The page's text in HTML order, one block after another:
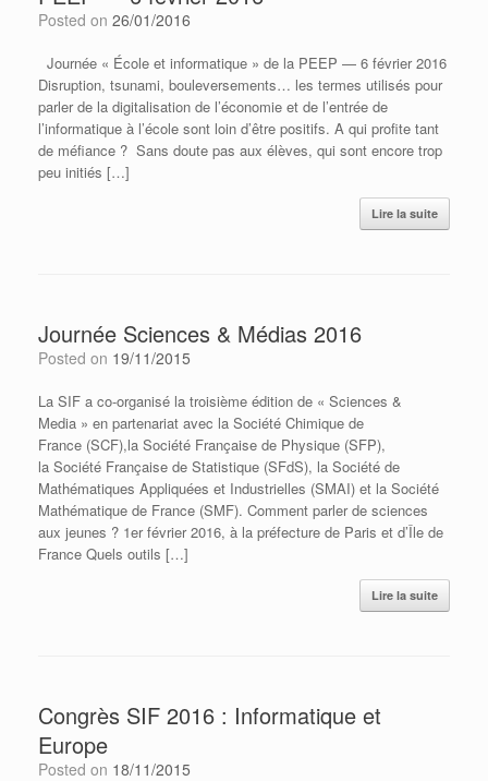
Posted on 26/01/2016
Journée « École et informatique » de la PEEP — 6 février 2016
Disruption, tsunami, bouleversements… les termes utilisés pour
parler de la digitalisation de l’économie et de l’entrée de
l’informatique à l’école sont loin d’être positifs. A qui profite tant
de méfiance ? Sans doute pas aux élèves, qui sont encore trop
peu initiés […]
Lire la suite
Journée Sciences & Médias 2016
Posted on 19/11/2015
La SIF a co-organisé la troisième édition de « Sciences &
Media » en partenariat avec la Société Chimique de
France (SCF),la Société Française de Physique (SFP),
la Société Française de Statistique (SFdS), la Société de
Mathématiques Appliquées et Industrielles (SMAI) et la Société
Mathématique de France (SMF). Comment parler de sciences
aux jeunes ? 1er février 2016, à la préfecture de Paris et d’Île de
France Quels outils […]
Lire la suite
Congrès SIF 2016 : Informatique et
Europe
Posted on 18/11/2015